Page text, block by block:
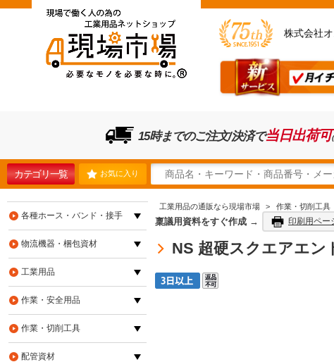
株式会社
15時までのご注文/決済で当日出荷可
カテゴリ一覧 お気に入り
工業用品の通販なら現場市場 > 作業・切削工具
稟議用資料をすぐ作成 → 印刷用ペー
NS 超硬スクエアエン
各種ホース・バンド・接手
物流機器・梱包資材
工業用品
作業・安全用品
作業・切削工具
配管資材